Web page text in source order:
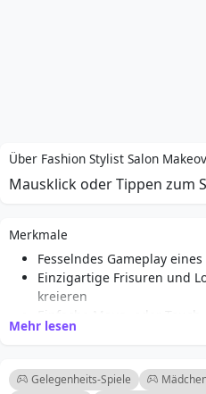
Über Fashion Stylist Salon
Mausklick oder Tippen zum
Merkmale
Fesselndes Gameplay
Einzigartige Frisuren und
kreieren
Navigation
Hautpflegebehandlungen
verbessern
Mehr lesen
Gelegenheits-Spiele